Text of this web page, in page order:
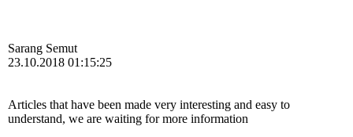
Sarang Semut
23.10.2018 01:15:25
Articles that have been made very interesting and easy to
understand, we are waiting for more information